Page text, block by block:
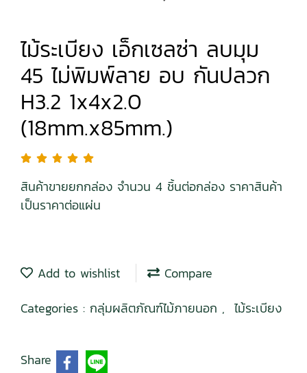
ไม้ระเบียง เอ็กเซลซ่า ลบมุม
45 ไม่พิมพ์ลาย อบ กันปลวก
H3.2 1x4x2.0
(18mm.x85mm.)
สินค้าขายยกกล่อง จำนวน 4 ชิ้นต่อกล่อง ราคาสินค้า
เป็นราคาต่อแผ่น
Add to wishlist
Compare
Categories : กลุ่มผลิตภัณฑ์ไม้ภายนอก , ไม้ระเบียง
Share